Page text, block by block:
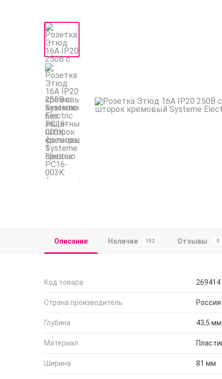
Описание Наличие 102 Отзывы 0
Код товара 269414
Страна производитель Россия
Глубина 43,5 мм
Материал
Ширина 81 мм